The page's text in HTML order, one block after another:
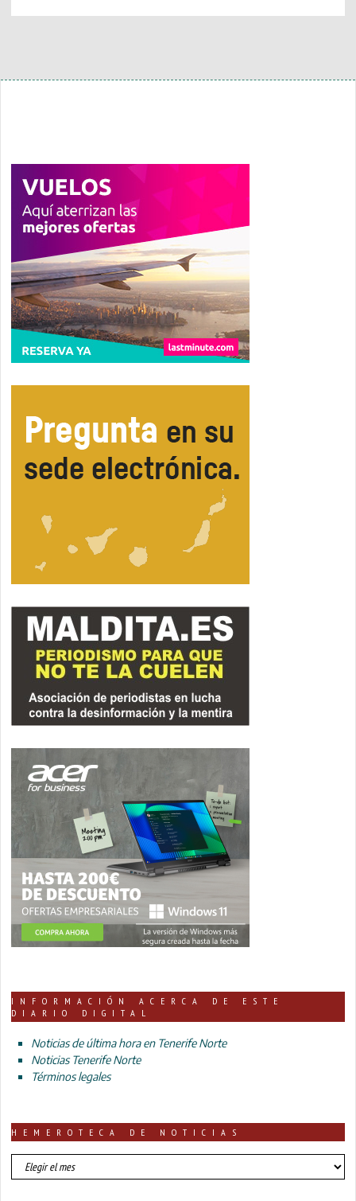
INFORMACIÓN ACERCA DE ESTE
DIARIO DIGITAL
Noticias de última hora en Tenerife Norte
Noticias Tenerife Norte
Términos legales
HEMEROTECA DE NOTICIAS
HEMEROTECA
DE